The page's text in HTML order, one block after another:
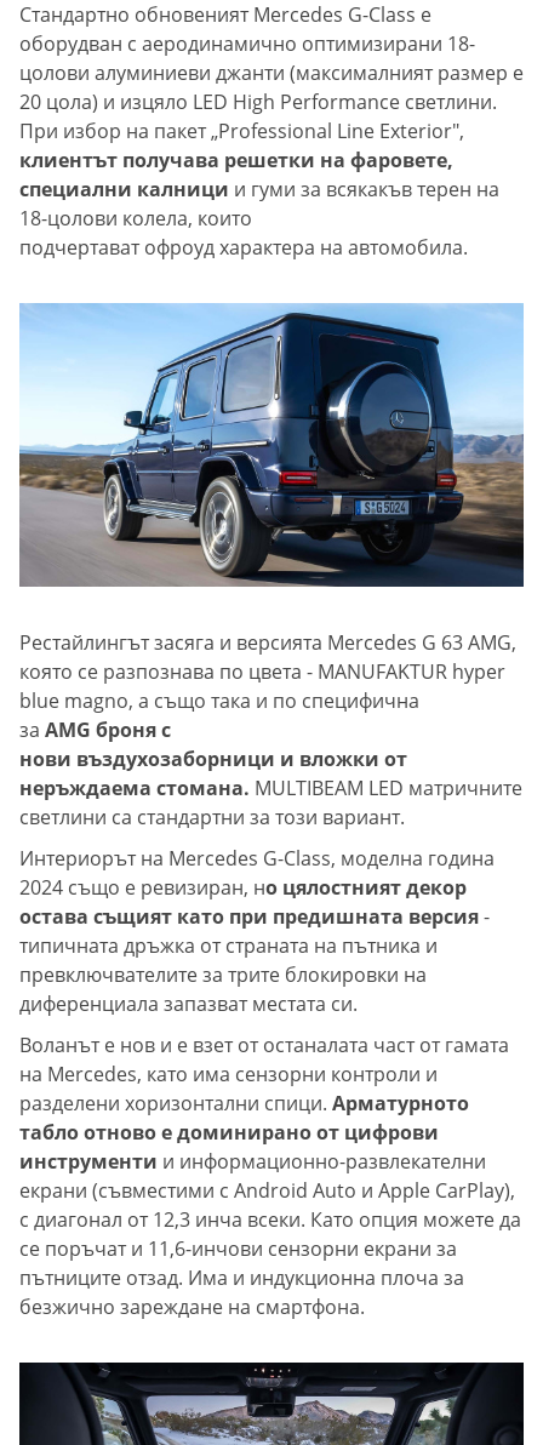
Стандартно обновеният Mercedes G-Class е
оборудван с аеродинамично оптимизирани 18-
цолови алуминиеви джанти (максималният размер е
20 цола) и изцяло LED High Performance светлини.
При избор на пакет „Professional Line Exterior",
клиентът получава решетки на фаровете,
специални калници и гуми за всякакъв терен на
18-цолови колела, които
подчертават офроуд характера на автомобила.
Рестайлингът засяга и версията Mercedes G 63 AMG,
която се разпознава по цвета - MANUFAKTUR hyper
blue magno, а също така и по специфична
за AMG броня с
нови въздухозаборници и вложки от
неръждаема стомана. MULTIBEAM LED матричните
светлини са стандартни за този вариант.
Интериорът на Mercedes G-Class, моделна година
2024 също е ревизиран, но цялостният декор
остава същият като при предишната версия-
типичната дръжка от страната на пътника и
превключвателите за трите блокировки на
диференциала запазват местата си.
Воланът е нов и е взет от останалата част от гамата
на Mercedes, като има сензорни контроли и
разделени хоризонтални спици. Арматурното
табло отново е доминирано от цифрови
инструменти и информационно-развлекателни
екрани (съвместими с Android Auto и Apple CarPlay),
с диагонал от 12,3 инча всеки. Като опция можете да
се поръчат и 11,6-инчови сензорни екрани за
пътниците отзад. Има и индукционна плоча за
безжично зареждане на смартфона.